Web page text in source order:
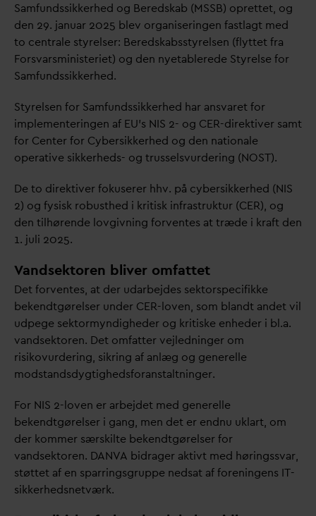
Samfundssikkerhed og Beredskab (MSSB) oprettet, og
den 29. januar 2025 blev organiseringen fastlagt med
to centrale styrelser: Beredskabsstyrelsen (flyttet fra
Forsvarsministeriet) og den nyetablerede Styrelse for
Samfundssikkerhed.
Styrelsen for Samfundssikkerhed har ansvaret for
implementeringen af EU's NIS 2- og CER-direktiver samt
for Center for Cybersikkerhed og den nationale
operative sikkerheds- og trusselsvurdering (NOST).
De to direktiver fokuserer hhv. på cybersikkerhed (NIS
2) og fysisk robusthed i kritisk infrastruktur (CER), og
den tilhørende lovgivning forventes at træde i kraft den
1. juli 2025.
Vandsektoren bliver omfattet
Det forventes, at der udarbejdes sektorspecifikke
bekendtgørelser under CER-loven, som blandt andet vil
udpege sektormyndigheder og kritiske enheder i bl.a.
vandsektoren. Det omfatter vejledninger om
risikovurdering, sikring af anlæg og generelle
modstandsdygtighedsforanstaltninger.
For NIS 2-loven er arbejdet med generelle
bekendtgørelser i gang, men det er endnu uklart, om
der kommer særskilte bekendtgørelser for
vandsektoren. DANVA bidrager aktivt med høringssvar,
støttet af en sparringsgruppe nedsat af foreningens IT-
sikkerhedsnetværk.